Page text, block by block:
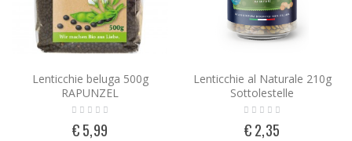
Lenticchie beluga 500g
RAPUNZEL
€ 5,99
Lenticchie al Naturale 210g
Sottolestelle
€ 2,35